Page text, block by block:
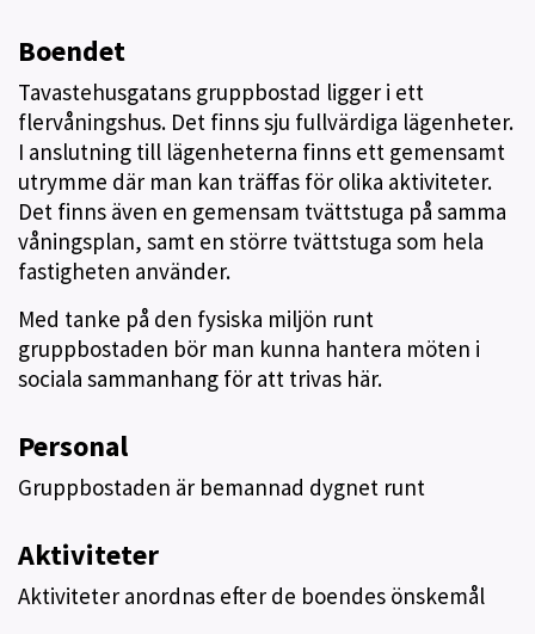
Boendet
Tavastehusgatans gruppbostad ligger i ett
flervåningshus. Det finns sju fullvärdiga lägenheter.
I anslutning till lägenheterna finns ett gemensamt
utrymme där man kan träffas för olika aktiviteter.
Det finns även en gemensam tvättstuga på samma
våningsplan, samt en större tvättstuga som hela
fastigheten använder.
Med tanke på den fysiska miljön runt
gruppbostaden bör man kunna hantera möten i
sociala sammanhang för att trivas här.
Personal
Gruppbostaden är bemannad dygnet runt
Aktiviteter
Aktiviteter anordnas efter de boendes önskemål